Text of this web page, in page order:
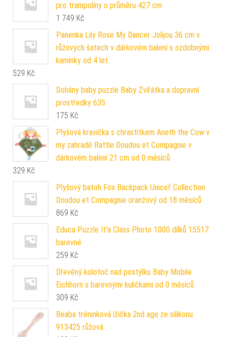
pro trampolíny o průměru 427 cm
1 749 Kč
Panenka Lily Rose My Dancer Jolijou 36 cm v
růžových šatech v dárkovém balení s ozdobnými
kamínky od 4 let
529 Kč
Dohány baby puzzle Baby Zvířátka a dopravní
prostředky 635
175 Kč
Plyšová kravička s chrastítkem Aneth the Cow v
my zahradě Rattle Doudou et Compagnie v
dárkovém balení 21 cm od 0 měsíců
329 Kč
Plyšový batoh Fox Backpack Unicef ​​Collection
Doudou et Compagnie oranžový od 18 měsíců
869 Kč
Educa Puzzle It'a Class Photo 1000 dílků 15517
barevné
259 Kč
Dřevěný kolotoč nad postýlku Baby Mobile
Eichhorn s barevnými kuličkami od 0 měsíců
309 Kč
Beaba tréninková lžička 2nd age ze silikonu
913425 růžová